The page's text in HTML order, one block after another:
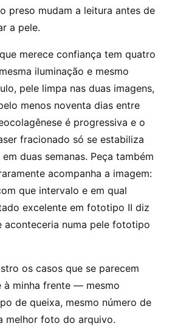
preso mudam a leitura antes de
a pele.
merece confiança tem quatro
iluminação e mesmo
pele limpa nas duas imagens,
menos noventa dias entre
é progressiva e o
fracionado só se estabiliza
duas semanas. Peça também
acompanha a imagem:
que intervalo e em qual
excelente em fototipo II diz
aconteceria numa pele fototipo
os casos que se parecem
à minha frente — mesmo
de queixa, mesmo número de
melhor foto do arquivo.